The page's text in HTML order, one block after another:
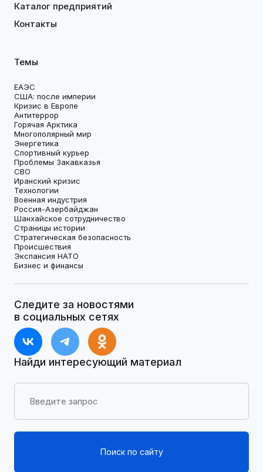
Каталог предприятий
Контакты
Темы
ЕАЭС
США: после империи
Кризис в Европе
Антитеррор
Горячая Арктика
Многополярный мир
Энергетика
Спортивный курьер
Проблемы Закавказья
СВО
Иранский кризис
Технологии
Военная индустрия
Россия-Азербайджан
Шанхайское сотрудничество
Страницы истории
Стратегическая безопасность
Происшествия
Экспансия НАТО
Бизнес и финансы
Следите за новостями
в социальных сетях
Найди интересующий материал
Поиск по сайту